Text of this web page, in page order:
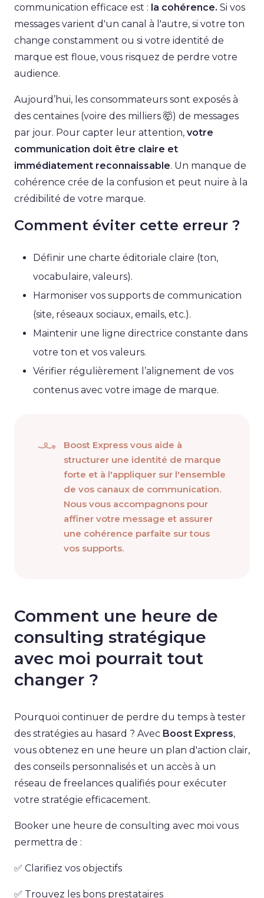
communication efficace est : la cohérence. Si vos
messages varient d'un canal à l'autre, si votre ton
change constamment ou si votre identité de
marque est floue, vous risquez de perdre votre
audience.
Aujourd’hui, les consommateurs sont exposés à
des centaines (voire des milliers 🤯) de messages
par jour. Pour capter leur attention, votre
communication doit être claire et
immédiatement reconnaissable. Un manque de
cohérence crée de la confusion et peut nuire à la
crédibilité de votre marque.
Comment éviter cette erreur ?
Définir une charte éditoriale claire (ton,
vocabulaire, valeurs).
Harmoniser vos supports de communication
(site, réseaux sociaux, emails, etc.).
Maintenir une ligne directrice constante dans
votre ton et vos valeurs.
Vérifier régulièrement l’alignement de vos
contenus avec votre image de marque.
Boost Express vous aide à
structurer une identité de marque
forte et à l'appliquer sur l'ensemble
de vos canaux de communication.
Nous vous accompagnons pour
affiner votre message et assurer
une cohérence parfaite sur tous
vos supports.
Comment une heure de
consulting stratégique
avec moi pourrait tout
changer ?
Pourquoi continuer de perdre du temps à tester
des stratégies au hasard ? Avec Boost Express,
vous obtenez en une heure un plan d'action clair,
des conseils personnalisés et un accès à un
réseau de freelances qualifiés pour exécuter
votre stratégie efficacement.
Booker une heure de consulting avec moi vous
permettra de :
✅ Clarifiez vos objectifs
✅ Trouvez les bons prestataires